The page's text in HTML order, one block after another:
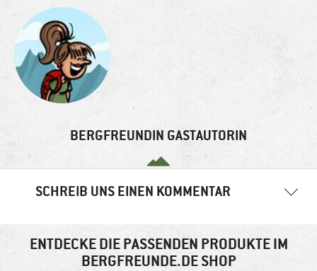
BERGFREUNDIN GASTAUTORIN
SCHREIB UNS EINEN KOMMENTAR
Felder sind mit*markiert
ENTDECKE DIE PASSENDEN PRODUKTE IM
BERGFREUNDE.DE SHOP